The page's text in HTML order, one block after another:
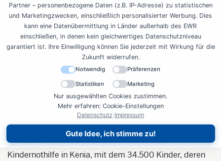
Partner – personenbezogene Daten (z.B. IP-Adresse) zu statistischen
und Marketingzwecken, einschließlich personalisierter Werbung. Dies
kann eine Datenübermittlung in Länder außerhalb des EWR
einschließen, in denen kein gleichwertiges Datenschutzniveau
garantiert ist. Ihre Einwilligung können Sie jederzeit mit Wirkung für die
Zukunft widerrufen.
Notwendig Präferenzen
Statistiken Marketing
Nur ausgewählten Cookies zustimmen.
Mehr erfahren: Cookie-Einstellungen
Datenschutz Impressum
Gute Idee, ich stimme zu!
Perspektiven gegen die
Armut
Ein markanter Leuchtturm ist das auffallende
architektonische Merkmal der Firmenzentrale des
Hydraulik-Schlauch-Herstellers Weser-FLEX und liefert
zugleich die Vorlage für das Firmenlogo. Bereits seit
2005 unterstützt die Bremer Firma mit ihren
großzügigen Weihnachtsspenden.
Ein Beispiel ist ein Aids-Waisen-Projekt der
Kindernothilfe in Kenia, mit dem 34.500 Kinder, deren